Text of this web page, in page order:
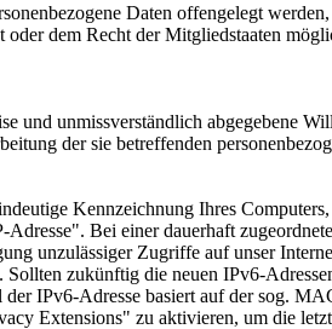
Daten offengelegt
dem Recht der Mitgliedstaaten
unmissverständlich abgegebene
der sie betreffenden
Kennzeichnung Ihres
Bei einer dauerhaft
unzulässiger Zugriffe auf unser
zukünftig die neuen IPv6-
IPv6-Adresse basiert auf der sog.
Extensions" zu aktivieren, um die